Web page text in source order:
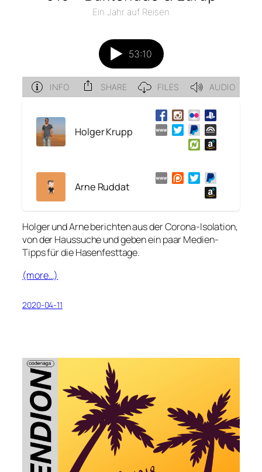
Holger Krupp
Arne Ruddat
Holger und Arne berichten aus der Corona-Isolation,
von der Haussuche und geben ein paar Medien-
Tipps für die Hasenfesttage.
(more…)
2020-04-11